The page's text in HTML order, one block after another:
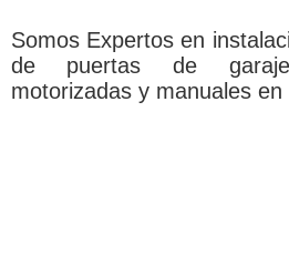
Somos Expertos en
de puertas de
motorizadas y manuales en